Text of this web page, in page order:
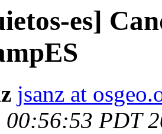
es]
jsanz at
PDT